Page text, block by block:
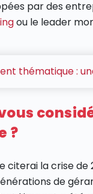
par des
ou le leader
thématique :
?
citerai la crise de
de